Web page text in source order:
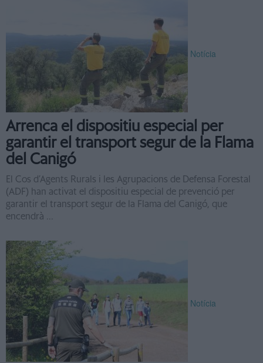
Notícia
Arrenca el dispositiu especial per
garantir el transport segur de la Flama
del Canigó
El Cos d’Agents Rurals i les Agrupacions de Defensa Forestal
(ADF) han activat el dispositiu especial de prevenció per
garantir el transport segur de la Flama del Canigó, que
encendrà ...
Notícia